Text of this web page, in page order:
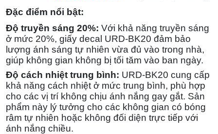
Đặc điểm nổi bật:
Độ truyền sáng 20%: Với khả năng truyền sáng
ở mức 20%, giấy decal URD-BK20 đảm bảo
lượng ánh sáng tự nhiên vừa đủ vào trong nhà,
giúp không gian không bị tối tăm vào ban ngày.
Độ cách nhiệt trung bình: URD-BK20 cung cấp
khả năng cách nhiệt ở mức trung bình, phù hợp
cho các vị trí không chịu ánh nắng gay gắt. Sản
phẩm này lý tưởng cho các không gian có bóng
râm tự nhiên hoặc không đối diện trực tiếp với
ánh nắng chiều.